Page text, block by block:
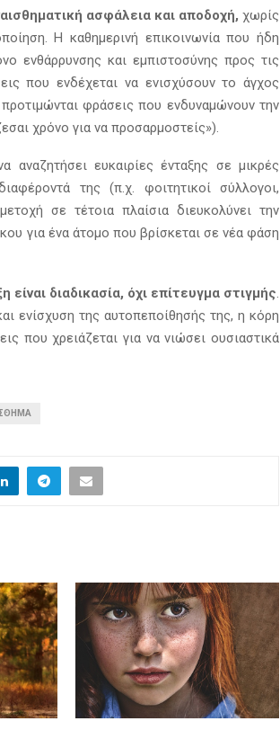
ασφάλεια και αποδοχή, χωρίς
Η καθημερινή επικοινωνία που ήδη
ενθάρρυνσης και εμπιστοσύνης προς τις
που ενδέχεται να ενισχύσουν το άγχος
φράσεις που ενδυναμώνουν την
χρόνο για να προσαρμοστείς»).
αναζητήσει ευκαιρίες ένταξης σε μικρές
της (π.χ. φοιτητικοί σύλλογοι,
σε τέτοια πλαίσια διευκολύνει την
για ένα άτομο που βρίσκεται σε νέα φάση
είναι διαδικασία, όχι επίτευγμα στιγμής.
ενίσχυση της αυτοπεποίθησής της, η κόρη
που χρειάζεται για να νιώσει ουσιαστικά